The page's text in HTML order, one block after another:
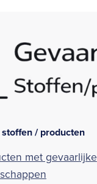
/ producten
met gevaarlijke